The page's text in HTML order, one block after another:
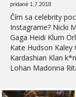
pridané 1.7.2018
Čím sa celebrity
Instagrame? Nicki
Gaga Heidi Klum
Kate Hudson Kaley
Kardashian Klan
Lohan Madonna